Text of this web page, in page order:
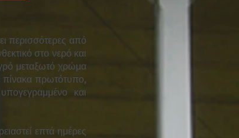
περισσότερες από
στο νερό και
μεταξωτό χρώμα
πίνακα πρωτότυπο,
και
επτά ημέρες